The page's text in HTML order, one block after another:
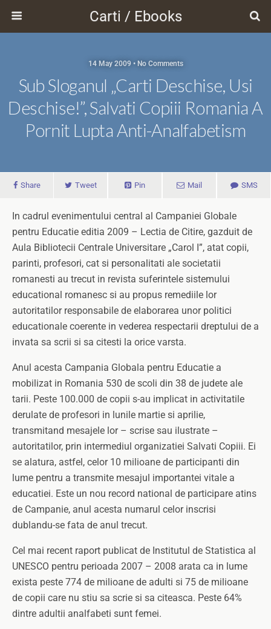
Carti / Ebooks
14 May 2009 • No Comments
Sub Sloganul „Carti Deschise, Usi
Deschise!”, Salvati Copiii Romania A
Pornit Lupta Anti-Analfabetism
Share Tweet Pin Mail SMS
In cadrul evenimentului central al Campaniei Globale
pentru Educatie editia 2009 – Lectia de Citire, gazduit de
Aula Bibliotecii Centrale Universitare „Carol I”, atat copii,
parinti, profesori, cat si personalitati ale societatii
romanesti au trecut in revista suferintele sistemului
educational romanesc si au propus remediile lor
autoritatilor responsabile de elaborarea unor politici
educationale coerente in vederea respectarii dreptului de a
invata sa scrii si sa citesti la orice varsta.
Anul acesta Campania Globala pentru Educatie a
mobilizat in Romania 530 de scoli din 38 de judete ale
tarii. Peste 100.000 de copii s-au implicat in activitatile
derulate de profesori in lunile martie si aprilie,
transmitand mesajele lor – scrise sau ilustrate –
autoritatilor, prin intermediul organizatiei Salvati Copiii. Ei
se alatura, astfel, celor 10 milioane de participanti din
lume pentru a transmite mesajul importantei vitale a
educatiei. Este un nou record national de participare atins
de Campanie, anul acesta numarul celor inscrisi
dublandu-se fata de anul trecut.
Cel mai recent raport publicat de Institutul de Statistica al
UNESCO pentru perioada 2007 – 2008 arata ca in lume
exista peste 774 de milioane de adulti si 75 de milioane
de copii care nu stiu sa scrie si sa citeasca. Peste 64%
dintre adultii analfabeti sunt femei.